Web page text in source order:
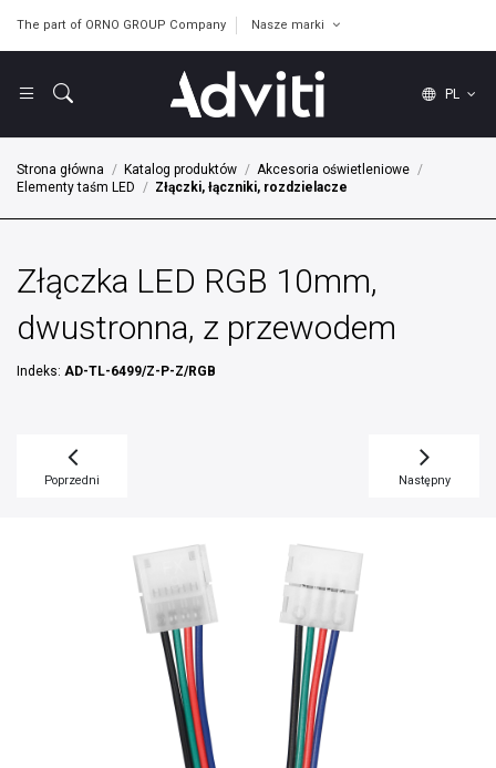
The part of ORNO GROUP Company Nasze marki
PL
Strona główna Katalog produktów
Akcesoria oświetleniowe
Elementy taśm LED
Złączki, łączniki, rozdzielacze
Złączka LED RGB 10mm,
dwustronna, z przewodem
Indeks: AD-TL-6499/Z-P-Z/RGB
Poprzedni Następny